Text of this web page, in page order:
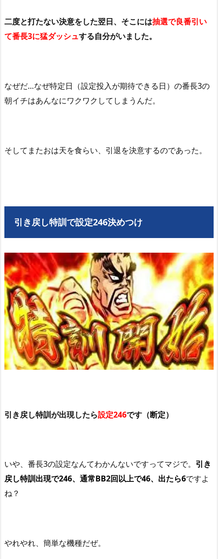
二度と打たない決意をした翌日、そこには抽選で良番引い
て番長3に猛ダッシュする自分がいました。
なぜだ…なぜ特定日（設定投入が期待できる日）の番長3の
朝イチはあんなにワクワクしてしまうんだ。
そしてまたおは天を食らい、引退を決意するのであった。
引き戻し特訓で設定246決めつけ
引き戻し特訓が出現したら設定246です（断定）
いや、番長3の設定なんてわかんないですってマジで。 引き
戻し特訓出現で246、通常BB2回以上で46、出たら6ですよ
ね？
やれやれ、簡単な機種だぜ。